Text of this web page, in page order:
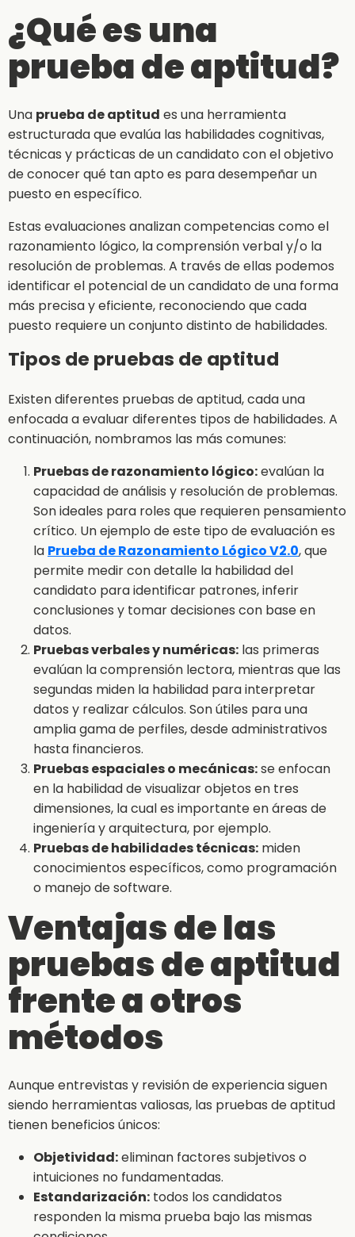
¿Qué es una
prueba de aptitud?
Una prueba de aptitud es una herramienta
estructurada que evalúa las habilidades cognitivas,
técnicas y prácticas de un candidato con el objetivo
de conocer qué tan apto es para desempeñar un
puesto en específico.
Estas evaluaciones analizan competencias como el
razonamiento lógico, la comprensión verbal y/o la
resolución de problemas. A través de ellas podemos
identificar el potencial de un candidato de una forma
más precisa y eficiente, reconociendo que cada
puesto requiere un conjunto distinto de habilidades.
Tipos de pruebas de aptitud
Existen diferentes pruebas de aptitud, cada una
enfocada a evaluar diferentes tipos de habilidades. A
continuación, nombramos las más comunes:
Pruebas de razonamiento lógico:evalúan la
capacidad de análisis y resolución de problemas.
Son ideales para roles que requieren pensamiento
crítico. Un ejemplo de este tipo de evaluación es
la Prueba de Razonamiento Lógico V2.0, que
permite medir con detalle la habilidad del
candidato para identificar patrones, inferir
conclusiones y tomar decisiones con base en
datos.
Pruebas verbales y numéricas: las primeras
evalúan la comprensión lectora, mientras que las
segundas miden la habilidad para interpretar
datos y realizar cálculos. Son útiles para una
amplia gama de perfiles, desde administrativos
hasta financieros.
Pruebas espaciales o mecánicas:se enfocan
en la habilidad de visualizar objetos en tres
dimensiones, la cual es importante en áreas de
ingeniería y arquitectura, por ejemplo.
Pruebas de habilidades técnicas: miden
conocimientos específicos, como programación
o manejo de software.
Ventajas de las
pruebas de aptitud
frente a otros
métodos
Aunque entrevistas y revisión de experiencia siguen
siendo herramientas valiosas, las pruebas de aptitud
tienen beneficios únicos:
Objetividad:eliminan factores subjetivos o
intuiciones no fundamentadas.
Estandarización: todos los candidatos
responden la misma prueba bajo las mismas